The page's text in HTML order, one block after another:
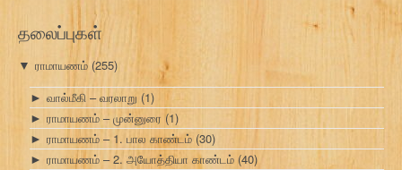
தலைப்புகள்
▼ ராமாயணம்(255)
► வால்மீகி – வரலாறு (1)
► ராமாயணம் – முன்னுரை (1)
► ராமாயணம் – 1. பால காண்டம் (30)
► ராமாயணம் – 2. அயோத்தியா காண்டம் (40)